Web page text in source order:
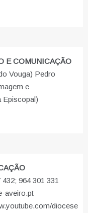
E COMUNICAÇÃO
Vouga) Pedro
e
Episcopal)
964 301 331
aveiro.pt
diocese